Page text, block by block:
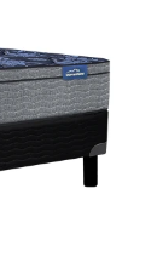
Altura
la suma
extras de
del
que
adicional en